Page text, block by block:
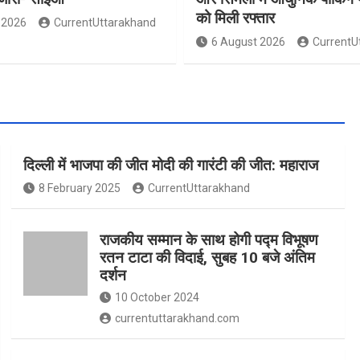
CurrentUttarakhand
को मिली रफ्तार
6 August 2026
दिल्ली में भाजपा की जीत मोदी की गारंटी की जीत: महाराज
8 February 2025 CurrentUttarakhand
राजकीय सम्मान के साथ होगी पद्म विभूषण
रतन टाटा की विदाई, सुबह 10 बजे अंतिम
दर्शन
10 October 2024
currentuttarakhand.com